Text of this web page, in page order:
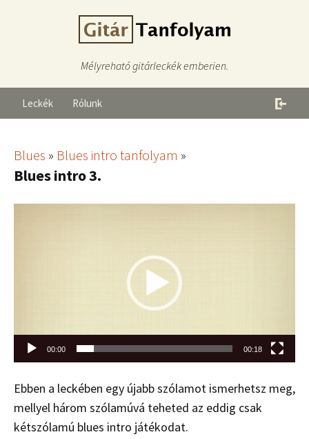
Mélyreható gitárleckék emberien.
Leckék Rólunk
Blues » Blues intro tanfolyam »
Blues intro 3.
00:00 00:18
Ebben a leckében egy újabb szólamot ismerhetsz meg,
mellyel három szólamúvá teheted az eddig csak
kétszólamú blues intro játékodat.